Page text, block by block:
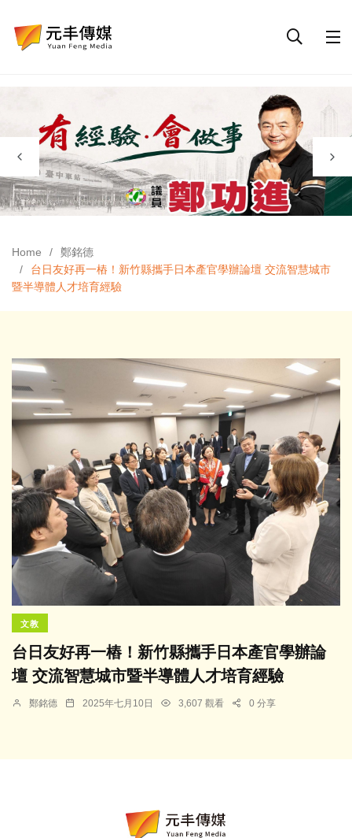
Home
鄭銘德
台日友好再一樁！新竹縣攜手日本產官學辦論壇 交流智慧城市
暨半導體人才培育經驗
文教
台日友好再一樁！新竹縣攜手日本產官學辦論
壇 交流智慧城市暨半導體人才培育經驗
鄭銘德 2025年七月10日 3,607 觀看 0 分享